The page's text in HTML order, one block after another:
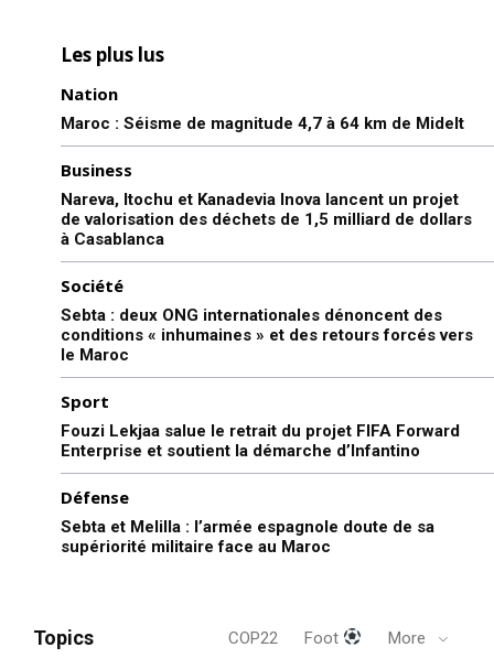
l'information
Insight Publications
Formules d’abonnement
Les plus lus
Nation
Maroc : Séisme de magnitude 4,7 à 64 km de Midelt
Business
Nareva, Itochu et Kanadevia Inova lancent un projet
de valorisation des déchets de 1,5 milliard de dollars
à Casablanca
Société
Sebta : deux ONG internationales dénoncent des
conditions « inhumaines » et des retours forcés vers
le Maroc
Sport
Fouzi Lekjaa salue le retrait du projet FIFA Forward
Enterprise et soutient la démarche d’Infantino
Défense
Sebta et Melilla : l’armée espagnole doute de sa
supériorité militaire face au Maroc
Topics COP22 Foot More